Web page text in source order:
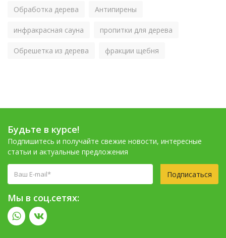
Обработка дерева Антипирены
инфракрасная сауна пропитки для дерева
Обрешетка из дерева фракции щебня
Будьте в курсе!
Подпишитесь и получайте свежие новости, интересные
статьи и актуальные предложения
Подписаться
Мы в соц.сетях: